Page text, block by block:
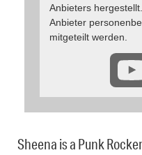
Anbieters
Anbieter
mitgeteilt werden.
Sheena is a Punk